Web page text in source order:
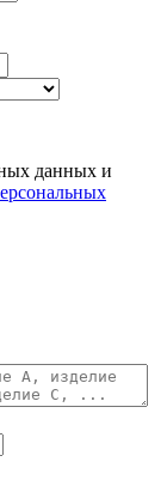
данных и